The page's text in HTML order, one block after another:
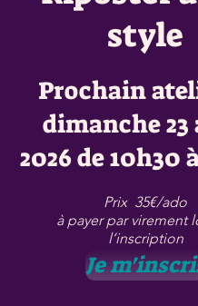
style
Prochain
dimanche 23
2026 de 10h30
Prix 35€/ado
à payer par virement
l’inscription
Je